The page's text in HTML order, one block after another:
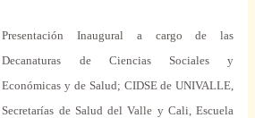
Presentación Inaugural a cargo de las
Decanaturas de Ciencias Sociales y
Económicas y de Salud; CIDSE de UNIVALLE,
Secretarías de Salud del Valle y Cali, Escuela